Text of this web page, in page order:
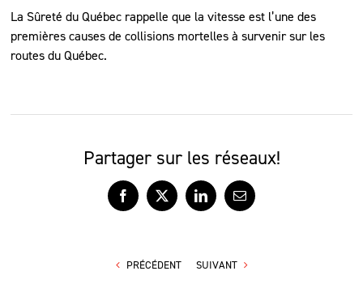
La Sûreté du Québec rappelle que la vitesse est l’une des
premières causes de collisions mortelles à survenir sur les
routes du Québec.
Partager sur les réseaux!
Facebook
X LinkedInCourriel
PRÉCÉDENT SUIVANT